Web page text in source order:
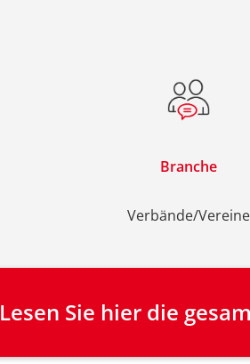
Branche
Verbände/Vereine
Lesen Sie hier die